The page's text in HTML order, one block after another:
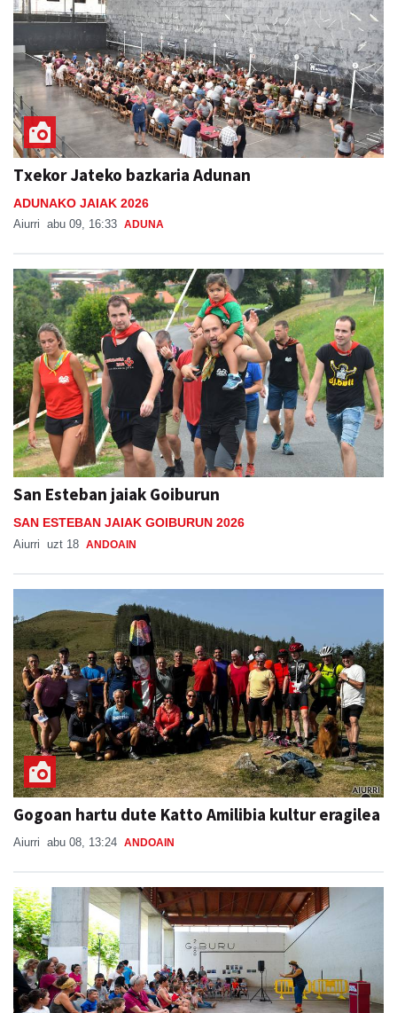
Txekor Jateko bazkaria Adunan
ADUNAKO JAIAK 2026
Aiurri abu 09, 16:33 ADUNA
San Esteban jaiak Goiburun
SAN ESTEBAN JAIAK GOIBURUN 2026
Aiurri uzt 18 ANDOAIN
Gogoan hartu dute Katto Amilibia kultur eragilea
Aiurri abu 08, 13:24 ANDOAIN